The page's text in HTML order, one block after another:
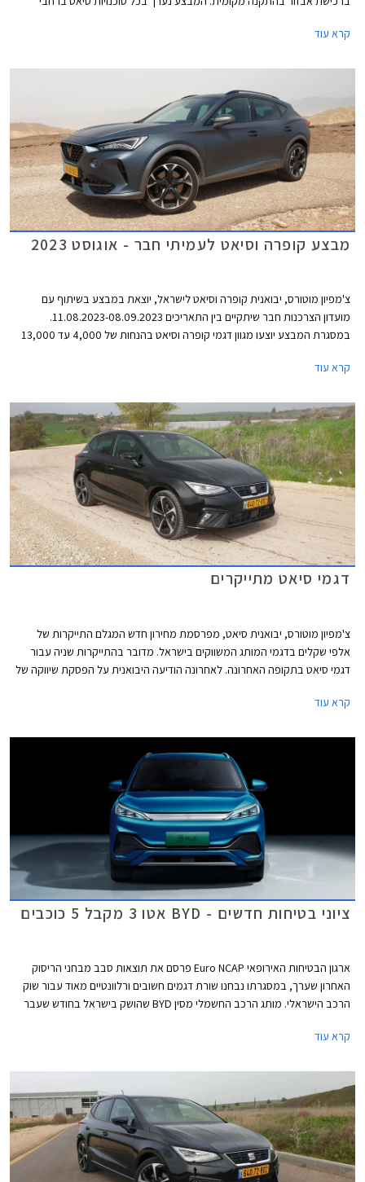
קרא עוד
מבצע קופרה וסיאט לעמיתי חבר - אוגוסט 2023
צ'מפיון מוטורס, יבואנית קופרה וסיאט לישראל, יוצאת במבצע בשיתוף עם
מועדון הצרכנות חבר שיתקיים בין התאריכים 11.08.2023-08.09.2023.
במסגרת המבצע יוצעו מגוון דגמי קופרה וסיאט בהנחות של 4,000 עד 13,000
ברחבי הארץ.
קרא עוד
דגמי סיאט מתייקרים
צ'מפיון מוטורס, יבואנית סיאט, מפרסמת מחירון חדש המגלם התייקרות של
אלפי שקלים בדגמי המותג המשווקים בישראל. מדובר בהתייקרות שניה עבור
דגמי סיאט בתקופה האחרונה. לאחרונה הודיעה היבואנית על הפסקת שיווקה של
המאובזרת והיקרה יותר. דגמי סיאט עדיין סובלים ממחסור בשבבים ועל כן
קרא עוד
ציוני בטיחות חדשים - BYD אטו 3 מקבל 5 כוכבים
ארגון הבטיחות האירופאי Euro NCAP פרסם את תוצאות סבב מבחני הריסוק
האחרון שערך, במסגרתו נבחנו שורת דגמים חשובים ורלוונטיים מאוד עבור שוק
הרכב הישראלי. מותג הרכב החשמלי מסין BYD שהושק בישראל בחודש שעבר
קרא עוד